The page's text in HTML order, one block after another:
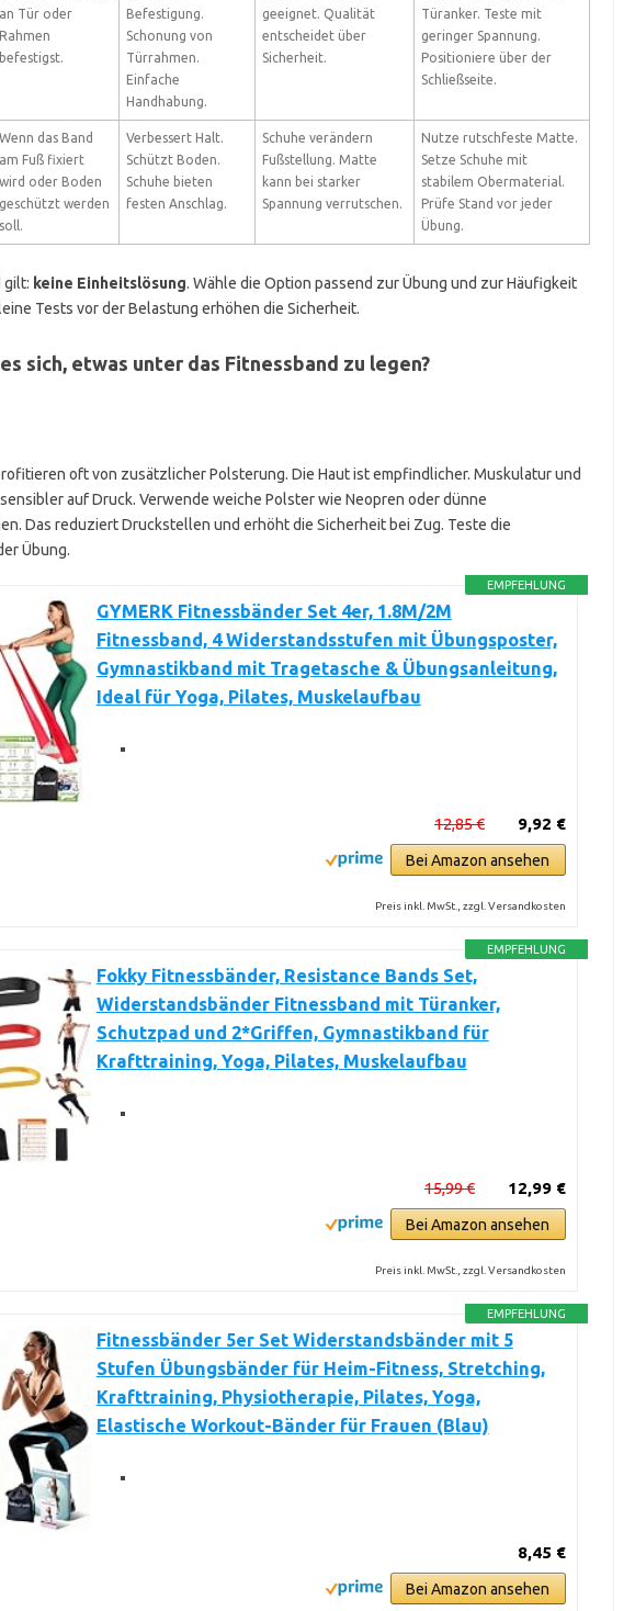
an Tür oder
Rahmen
befestigst.
Befestigung.
Schonung von
Türrahmen.
Einfache
Handhabung.
geeignet. Qualität
entscheidet über
Sicherheit.
Türanker. Teste mit
geringer Spannung.
Positioniere über der
Schließseite.
Wenn das Band
am Fuß fixiert
wird oder Boden
geschützt werden
soll.
Verbessert Halt.
Schützt Boden.
Schuhe bieten
festen Anschlag.
Schuhe verändern
Fußstellung. Matte
kann bei starker
Spannung verrutschen.
Nutze rutschfeste Matte.
Setze Schuhe mit
stabilem Obermaterial.
Prüfe Stand vor jeder
Übung.
gilt: keine Einheitslösung. Wähle die Option passend zur Übung und zur Häufigkeit
Tests vor der Belastung erhöhen die Sicherheit.
sich, etwas unter das Fitnessband zu legen?
oft von zusätzlicher Polsterung. Die Haut ist empfindlicher. Muskulatur und
auf Druck. Verwende weiche Polster wie Neopren oder dünne
Das reduziert Druckstellen und erhöht die Sicherheit bei Zug. Teste die
Übung.
EMPFEHLUNG
GYMERK Fitnessbänder Set 4er, 1.8M/2M
Fitnessband, 4 Widerstandsstufen mit Übungsposter,
Gymnastikband mit Tragetasche & Übungsanleitung,
Ideal für Yoga, Pilates, Muskelaufbau
9,92 €
12,85 €
Bei Amazon ansehen
Preis inkl. MwSt., zzgl. Versandkosten
EMPFEHLUNG
Fokky Fitnessbänder, Resistance Bands Set,
Widerstandsbänder Fitnessband mit Türanker,
Schutzpad und 2*Griffen, Gymnastikband für
Krafttraining, Yoga, Pilates, Muskelaufbau
12,99 €
15,99 €
Bei Amazon ansehen
Preis inkl. MwSt., zzgl. Versandkosten
EMPFEHLUNG
Fitnessbänder 5er Set Widerstandsbänder mit 5
Stufen Übungsbänder für Heim-Fitness, Stretching,
Krafttraining, Physiotherapie, Pilates, Yoga,
Elastische Workout-Bänder für Frauen (Blau)
8,45 €
Bei Amazon ansehen